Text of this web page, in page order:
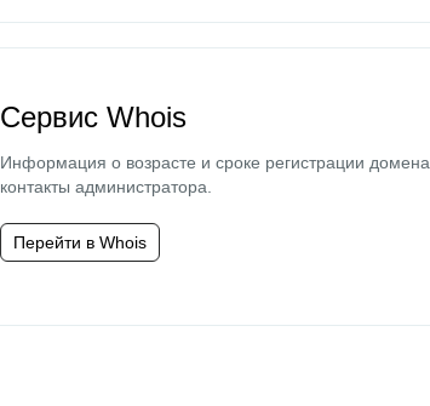
Сервис Whois
Информация о возрасте и сроке регистрации домена,
контакты администратора.
Перейти в Whois